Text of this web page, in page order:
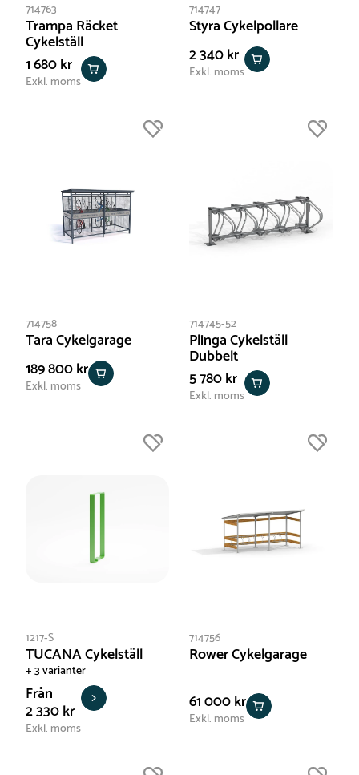
714763
Trampa Räcket
Cykelställ
1 680 kr
Exkl. moms
714747
Styra Cykelpollare
2 340 kr
Exkl. moms
714758
Tara Cykelgarage
189 800 kr
Exkl. moms
714745-52
Plinga Cykelställ
Dubbelt
5 780 kr
Exkl. moms
1217-S
TUCANA Cykelställ
+ 3 varianter
Från
2 330 kr
Exkl. moms
714756
Rower Cykelgarage
61 000 kr
Exkl. moms